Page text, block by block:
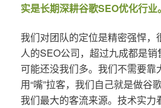
实是长期深耕谷歌SEO优化行业。
我们对团队的定位是精密强悍，
人的SEO公司，超过九成都是
可能还没我们多。我们不需要靠
用“嘴”拉客，我们自己就是做谷
我们最大的客流来源。技术实力